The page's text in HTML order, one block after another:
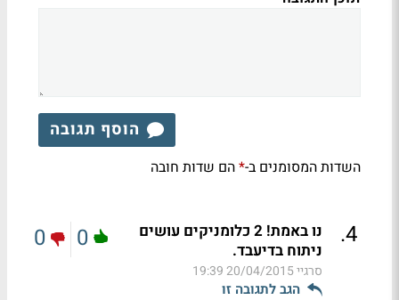
הוסף תגובה
השדות המסומנים ב-*הם שדות חובה
4
.
נו באמת! 2 כלומניקים עושים
ניתוח בדיעבד.
סרגיי20/04/2015 19:39
הגב לתגובה זו
0
0